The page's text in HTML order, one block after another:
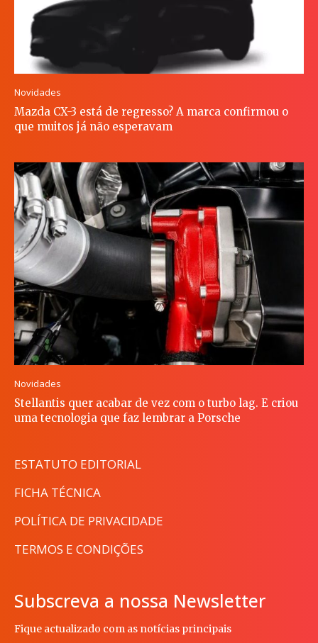
Novidades
Mazda CX-3 está de regresso? A marca confirmou o
que muitos já não esperavam
Novidades
Stellantis quer acabar de vez com o turbo lag. E criou
uma tecnologia que faz lembrar a Porsche
ESTATUTO EDITORIAL
FICHA TÉCNICA
POLÍTICA DE PRIVACIDADE
TERMOS E CONDIÇÕES
Subscreva a nossa Newsletter
Fique actualizado com as notícias principais